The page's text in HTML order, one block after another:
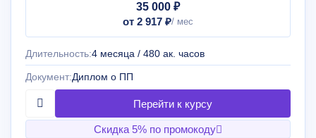
35 000 ₽
от 2 917 ₽
Длительность:4 месяца / 480 ак. часов
Документ:Диплом о ПП
Скидка 5% по промокоду